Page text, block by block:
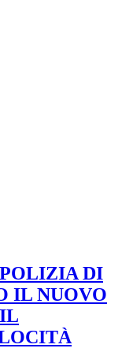
DI
IL NUOVO